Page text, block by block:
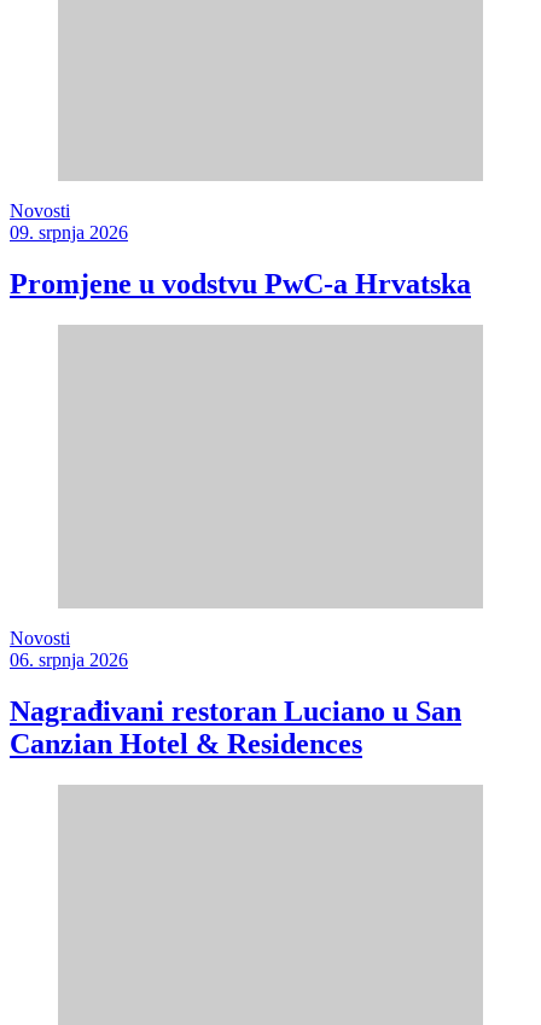
Novosti
09. srpnja 2026
Promjene u vodstvu PwC-a Hrvatska
Novosti
06. srpnja 2026
Nagrađivani restoran Luciano u San
Canzian Hotel & Residences